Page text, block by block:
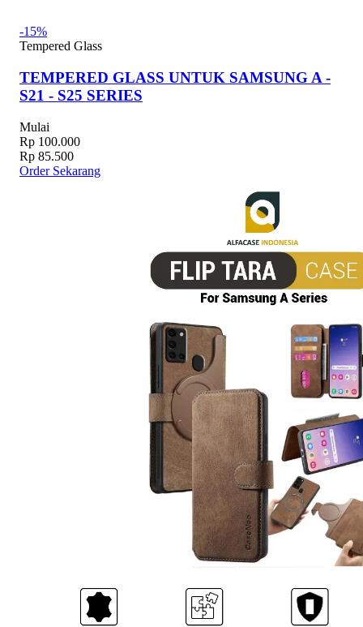
-15%
Tempered Glass
TEMPERED GLASS UNTUK SAMSUNG A -
S21 - S25 SERIES
Mulai
Rp 100.000
Rp 85.500
Order Sekarang